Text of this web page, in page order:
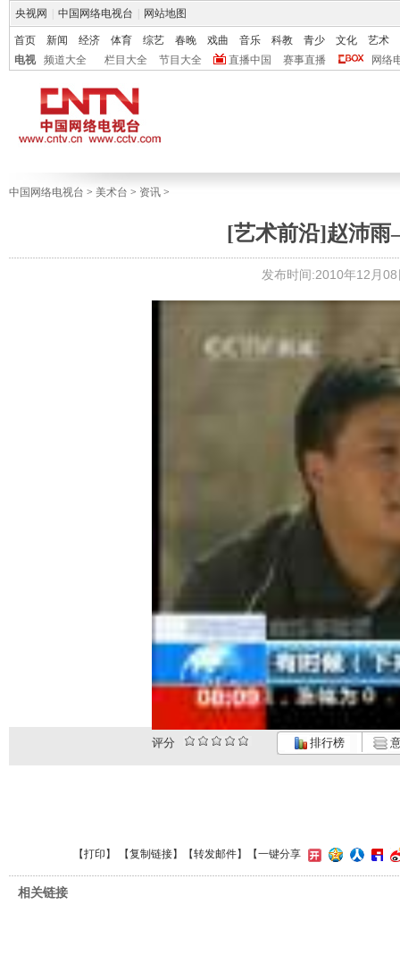
央视网 中国网络电视台 网站地图
首页 新闻 经济 体育 综艺 春晚 戏曲 音乐 科教 青少 文化
艺术
电视
频道大全 栏目大全 节目大全 直播中国 赛事直播 网络
中国网络电视台 > 美术台 > 资讯 >
[艺术前沿]赵沛
发布时间:2010年12月
评分 排行榜
【打印 】 【复制链接】【转发邮件】 【一键分享
相关链接